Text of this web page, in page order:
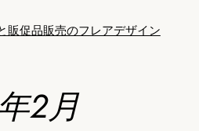
販促品販売のフレアデザイン
2月